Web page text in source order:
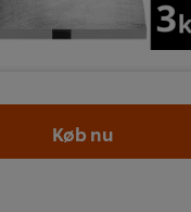
Køb nu